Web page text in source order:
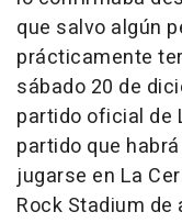
que salvo algún
prácticamente
sábado 20 de
partido oficial de
partido que
jugarse en La
Rock Stadium de